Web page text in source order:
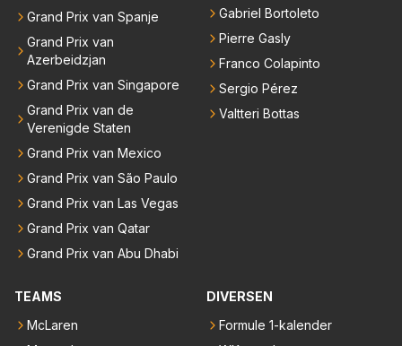
Grand Prix van Spanje
Grand Prix van
Azerbeidzjan
Grand Prix van Singapore
Grand Prix van de
Verenigde Staten
Grand Prix van Mexico
Grand Prix van São Paulo
Grand Prix van Las Vegas
Grand Prix van Qatar
Grand Prix van Abu Dhabi
Gabriel Bortoleto
Pierre Gasly
Franco Colapinto
Sergio Pérez
Valtteri Bottas
TEAMS
McLaren
DIVERSEN
Formule 1-kalender